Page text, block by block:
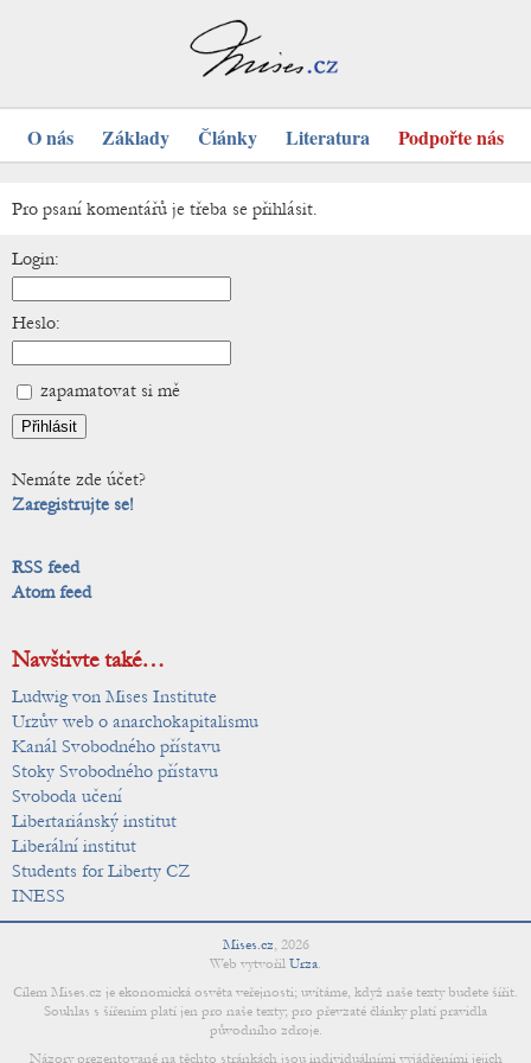
O nás Základy Články Literatura Podpořte nás
Pro psaní komentářů je třeba se přihlásit.
Login:
Heslo:
zapamatovat si mě
Nemáte zde účet?
Zaregistrujte se!
RSS feed
Atom feed
Navštivte také…
Ludwig von Mises Institute
Urzův web o anarchokapitalismu
Kanál Svobodného přístavu
Stoky Svobodného přístavu
Svoboda učení
Libertariánský institut
Liberální institut
Students for Liberty CZ
INESS
Mises.cz, 2026
Web vytvořil Urza.
Cílem Mises.cz je ekonomická osvěta veřejnosti; uvítáme, když naše texty budete šířit.
Souhlas s šířením platí jen pro naše texty; pro převzaté články platí pravidla
původního zdroje.
Názory prezentované na těchto stránkách jsou individuálními vyjádřeními jejich